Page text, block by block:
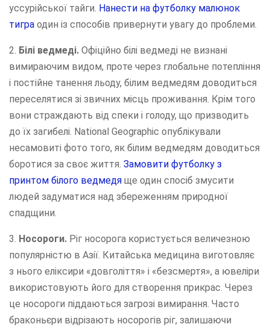
уссурійської тайги. Нанести на футболку малюнок
тигра один із способів привернути увагу до проблеми.
2. Білі ведмеді. Офіційно білі ведмеді не визнані
вимираючим видом, проте через глобальне потепління
і постійне танення льоду, білим ведмедям доводиться
переселятися зі звичних місць проживання. Крім того
вони страждають від спеки і голоду, що призводить
до їх загибелі. National Geographic опублікували
несамовиті фото того, як білим ведмедям доводиться
боротися за своє життя. Замовити футболку з
принтом білого ведмедя ще один спосіб змусити
людей задуматися над збереженням природної
спадщини.
3. Носороги. Ріг носорога користується величезною
популярністю в Азії. Китайська медицина виготовляє
з нього еліксири «довголіття» і «безсмертя», а ювеліри
використовують його для створення прикрас. Через
це носороги піддаються загрозі вимирання. Часто
браконьєри відрізають носорогів ріг, залишаючи